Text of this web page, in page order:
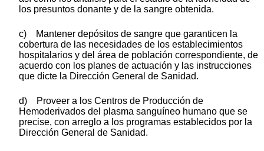
los presuntos donante y de la sangre obtenida.
c) Mantener depósitos de sangre que garanticen la
cobertura de las necesidades de los establecimientos
hospitalarios y del área de población correspondiente, de
acuerdo con los planes de actuación y las instrucciones
que dicte la Dirección General de Sanidad.
d) Proveer a los Centros de Producción de
Hemoderivados del plasma sanguíneo humano que se
precise, con arreglo a los programas establecidos por la
Dirección General de Sanidad.